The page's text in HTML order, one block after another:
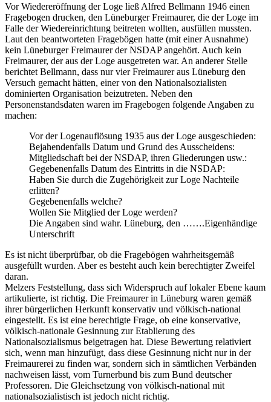
Vor Wiedereröffnung der Loge ließ Alfred Bellmann 1946 einen
Fragebogen drucken, den Lüneburger Freimaurer, die der Loge im
Falle der Wiedereinrichtung beitreten wollten, ausfüllen mussten.
Laut den beantworteten Fragebögen hatte (mit einer Ausnahme)
kein Lüneburger Freimaurer der NSDAP angehört. Auch kein
Freimaurer, der aus der Loge ausgetreten war. An anderer Stelle
berichtet Bellmann, dass nur vier Freimaurer aus Lüneburg den
Versuch gemacht hätten, einer von den Nationalsozialisten
dominierten Organisation beizutreten. Neben den
Personenstandsdaten waren im Fragebogen folgende Angaben zu
machen:
Vor der Logenauflösung 1935 aus der Loge ausgeschieden:
Bejahendenfalls Datum und Grund des Ausscheidens:
Mitgliedschaft bei der NSDAP, ihren Gliederungen usw.:
Gegebenenfalls Datum des Eintritts in die NSDAP:
Haben Sie durch die Zugehörigkeit zur Loge Nachteile
erlitten?
Gegebenenfalls welche?
Wollen Sie Mitglied der Loge werden?
Die Angaben sind wahr. Lüneburg, den …….Eigenhändige
Unterschrift
Es ist nicht überprüfbar, ob die Fragebögen wahrheitsgemäß
ausgefüllt wurden. Aber es besteht auch kein berechtigter Zweifel
daran.
Melzers Feststellung, dass sich Widerspruch auf lokaler Ebene kaum
artikulierte, ist richtig. Die Freimaurer in Lüneburg waren gemäß
ihrer bürgerlichen Herkunft konservativ und völkisch-national
eingestellt. Es ist eine berechtigte Frage, ob eine konservative,
völkisch-nationale Gesinnung zur Etablierung des
Nationalsozialismus beigetragen hat. Diese Bewertung relativiert
sich, wenn man hinzufügt, dass diese Gesinnung nicht nur in der
Freimaurerei zu finden war, sondern sich in sämtlichen Verbänden
nachweisen lässt, vom Turnerbund bis zum Bund deutscher
Professoren. Die Gleichsetzung von völkisch-national mit
nationalsozialistisch ist jedoch nicht richtig.